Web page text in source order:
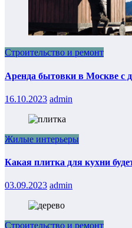
Строительство и ремонт
Аренда бытовки в Москве с
16.10.2023 admin
Жилые интерьеры
Какая плитка для кухни
03.09.2023 admin
Строительство и ремонт